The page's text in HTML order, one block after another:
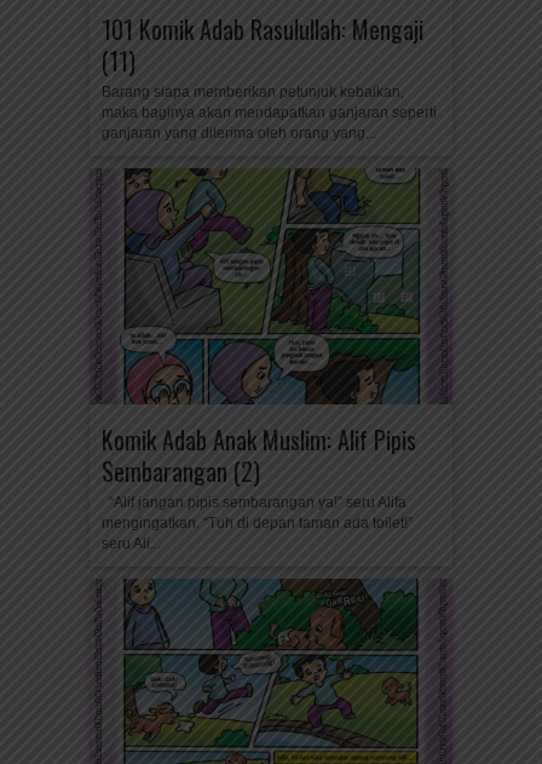
101 Komik Adab Rasulullah: Mengaji
(11)
Barang siapa memberikan petunjuk kebaikan,
maka baginya akan mendapatkan ganjaran seperti
ganjaran yang diterima oleh orang yang...
Komik Adab Anak Muslim: Alif Pipis
Sembarangan (2)
“Alif jangan pipis sembarangan ya!” seru Alifa
mengingatkan. “Tuh di depan taman ada toilet!”
seru Ali...